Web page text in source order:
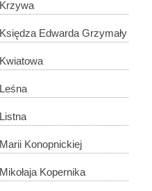
Krzywa
Księdza Edwarda Grzymały
Kwiatowa
Leśna
Listna
Marii Konopnickiej
Mikołaja Kopernika